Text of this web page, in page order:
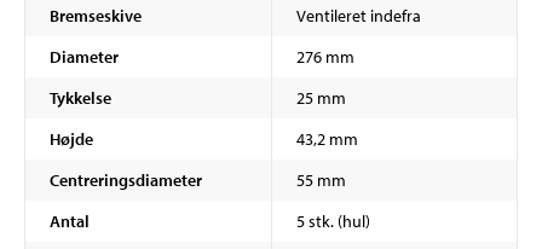
Bremseskive
Ventileret indefra
Diameter
276 mm
Tykkelse
25 mm
Højde
43,2 mm
Centreringsdiameter
55 mm
Antal
5 stk. (hul)